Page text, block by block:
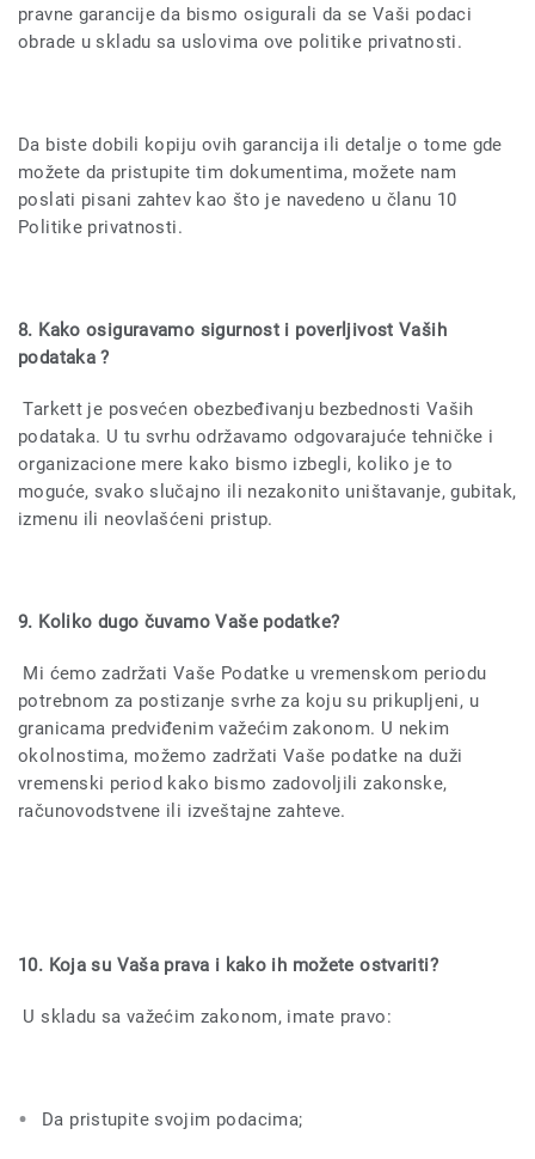
pravne garancije da bismo osigurali da se Vaši podaci
obrade u skladu sa uslovima ove politike privatnosti.
Da biste dobili kopiju ovih garancija ili detalje o tome gde
možete da pristupite tim dokumentima, možete nam
poslati pisani zahtev kao što je navedeno u članu 10
Politike privatnosti.
8. Kako osiguravamo sigurnost i poverljivost Vaših
podataka ?
Tarkett je posvećen obezbeđivanju bezbednosti Vaših
podataka. U tu svrhu održavamo odgovarajuće tehničke i
organizacione mere kako bismo izbegli, koliko je to
moguće, svako slučajno ili nezakonito uništavanje, gubitak,
izmenu ili neovlašćeni pristup.
9. Koliko dugo čuvamo Vaše podatke?
Mi ćemo zadržati Vaše Podatke u vremenskom periodu
potrebnom za postizanje svrhe za koju su prikupljeni, u
granicama predviđenim važećim zakonom. U nekim
okolnostima, možemo zadržati Vaše podatke na duži
vremenski period kako bismo zadovoljili zakonske,
računovodstvene ili izveštajne zahteve.
10. Koja su Vaša prava i kako ih možete ostvariti?
U skladu sa važećim zakonom, imate pravo:
Da pristupite svojim podacima;